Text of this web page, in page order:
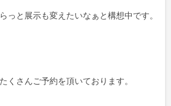
っと展示も変えたいなぁと構想中です。
くさんご予約を頂いております。